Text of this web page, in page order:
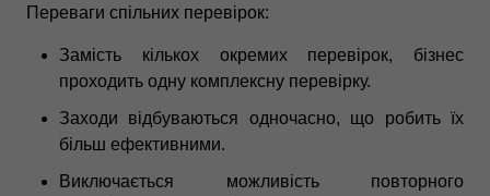
Переваги спільних перевірок:
Замість кількох окремих перевірок, бізнес
проходить одну комплексну перевірку.
Заходи відбуваються одночасно, що робить їх
більш ефективними.
Виключається можливість повторного